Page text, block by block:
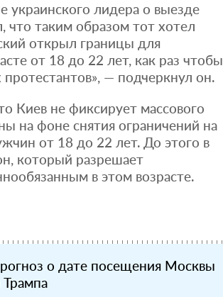
украинского лидера о выезде
таким образом тот хотел
открыл границы для
от 18 до 22 лет, как раз чтобы
— подчеркнул он.
Киев не фиксирует массового
на фоне снятия ограничений на
от 18 до 22 лет. До этого в
который разрешает
в этом возрасте.
о дате посещения Москвы
Трампа